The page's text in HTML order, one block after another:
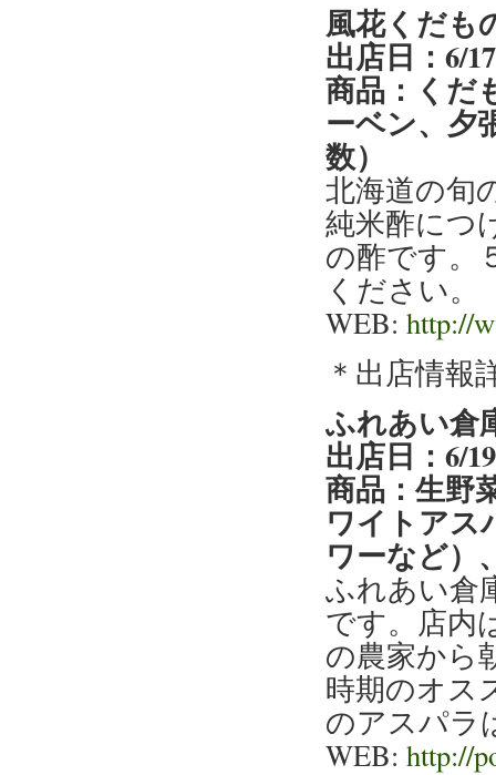
風花くだも
出店日：6/
商品：くだ
ーベン、夕
数）
北海道の旬
純米酢につ
の酢です。
ください。
WEB: http://
＊出店情報
ふれあい倉
出店日：6/
商品：生野
ワイトアス
ワーなど）
ふれあい倉
です。店内
の農家から
時期のオス
のアスパラ
WEB: http://